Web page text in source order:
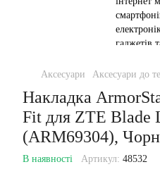
Аксесуари Аксесуари до
Накладка
Fit для ZTE Blade
(ARM69304),
В наявності Артикул: 48532